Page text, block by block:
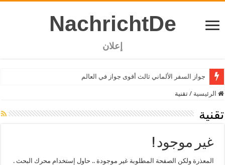
NachrichtDe
إعلان
جواز السفر الألماني ثالث أقوى جواز في العالم
الرئيسية / تقنية
تقنية
غير موجود !
المعذرة ولكن الصفحة المطلوبة غير موجودة .. حاول إستخدام محرك البحث .